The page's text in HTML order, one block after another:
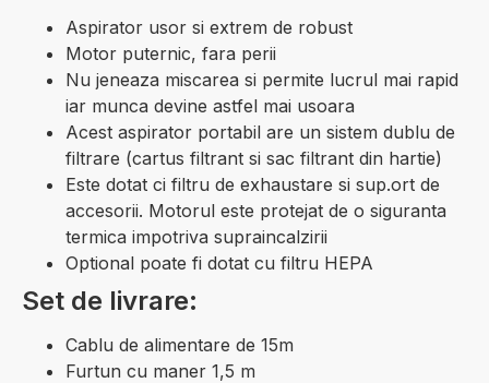
Aspirator usor si extrem de robust
Motor puternic, fara perii
Nu jeneaza miscarea si permite lucrul mai rapid
iar munca devine astfel mai usoara
Acest aspirator portabil are un sistem dublu de
filtrare (cartus filtrant si sac filtrant din hartie)
Este dotat ci filtru de exhaustare si sup.ort de
accesorii. Motorul este protejat de o siguranta
termica impotriva supraincalzirii
Optional poate fi dotat cu filtru HEPA
Set de livrare:
Cablu de alimentare de 15m
Furtun cu maner 1,5 m